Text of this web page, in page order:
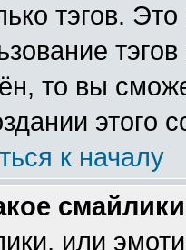
тэгов.
то вы
этого
к началу
или